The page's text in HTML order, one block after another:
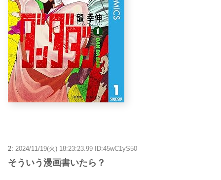
2: 2024/11/19(火) 18:23:23.99 ID:45wC1yS50
そういう漫画書いたら？